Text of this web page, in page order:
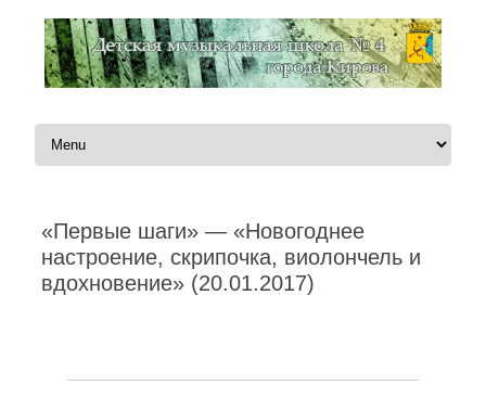
Перейти к содержимому
«Первые шаги» — «Новогоднее
настроение, скрипочка, виолончель и
вдохновение» (20.01.2017)